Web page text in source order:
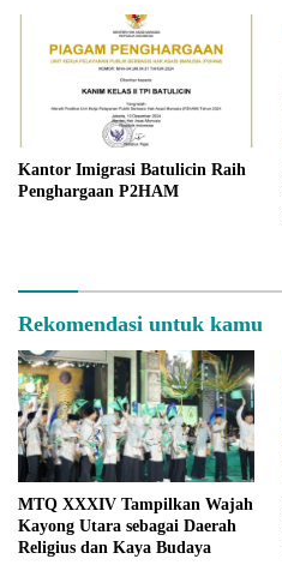
Kantor Imigrasi Batulicin Raih
Penghargaan P2HAM
Rekomendasi untuk kamu
MTQ XXXIV Tampilkan Wajah
Kayong Utara sebagai Daerah
Religius dan Kaya Budaya